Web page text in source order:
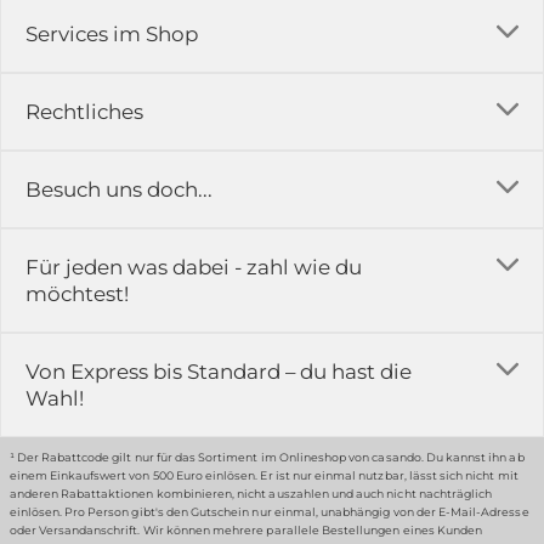
Rechtliches
Impressum
Rückgabe & Reklamation
Widerrufsrecht
Datenschutz-Einstellung
Erklärung zur Barrierefreiheit
Services im Shop
Versandkosten
Erfahrungsberichte & Bewertungen
Kontakt
Karriere
Gewerbekunden
Grounding Page
Besuch uns doch...
in der Ausstellung...
51789 Lindlar
Hinweis:
… oder in unserem Fachmarkt
Für jeden was dabei - zahl wie du
möchtest!
Von Express bis Standard – du hast die
Wahl!
¹ Der Rabattcode gilt nur für das Sortiment im Onlineshop von casando. Du kannst ihn ab
einem Einkaufswert von 500 Euro einlösen. Er ist nur einmal nutzbar, lässt sich nicht mit
anderen Rabattaktionen kombinieren, nicht auszahlen und auch nicht nachträglich
einlösen. Pro Person gibt's den Gutschein nur einmal, unabhängig von der E-Mail-Adresse
oder Versandanschrift. Wir können mehrere parallele Bestellungen eines Kunden